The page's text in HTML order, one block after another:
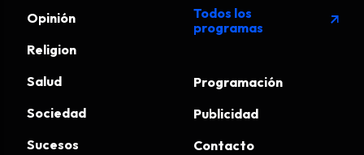
Opinión
Religion
Salud
Sociedad
Sucesos
Todos los
programas
arrow_outward
Programación
Publicidad
Contacto